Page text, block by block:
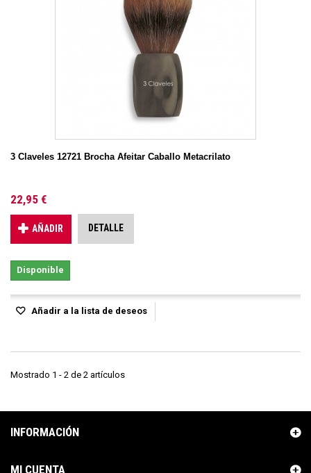
3 Claveles 12721 Brocha Afeitar Caballo Metacrilato
22,95 €
AÑADIR DETALLE
Disponible
Añadir a la lista de deseos
Mostrado 1 - 2 de 2 artículos
INFORMACIÓN
MI CUENTA